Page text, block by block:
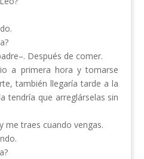
Después de comer.
a primera hora y tomarse
también llegaría tarde a la
tendría que arreglárselas sin
me traes cuando vengas.